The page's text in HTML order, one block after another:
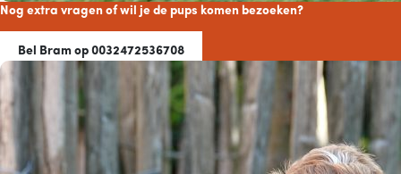
Nog extra vragen of wil je de pups komen bezoeken?
Bel Bram op 0032472536708